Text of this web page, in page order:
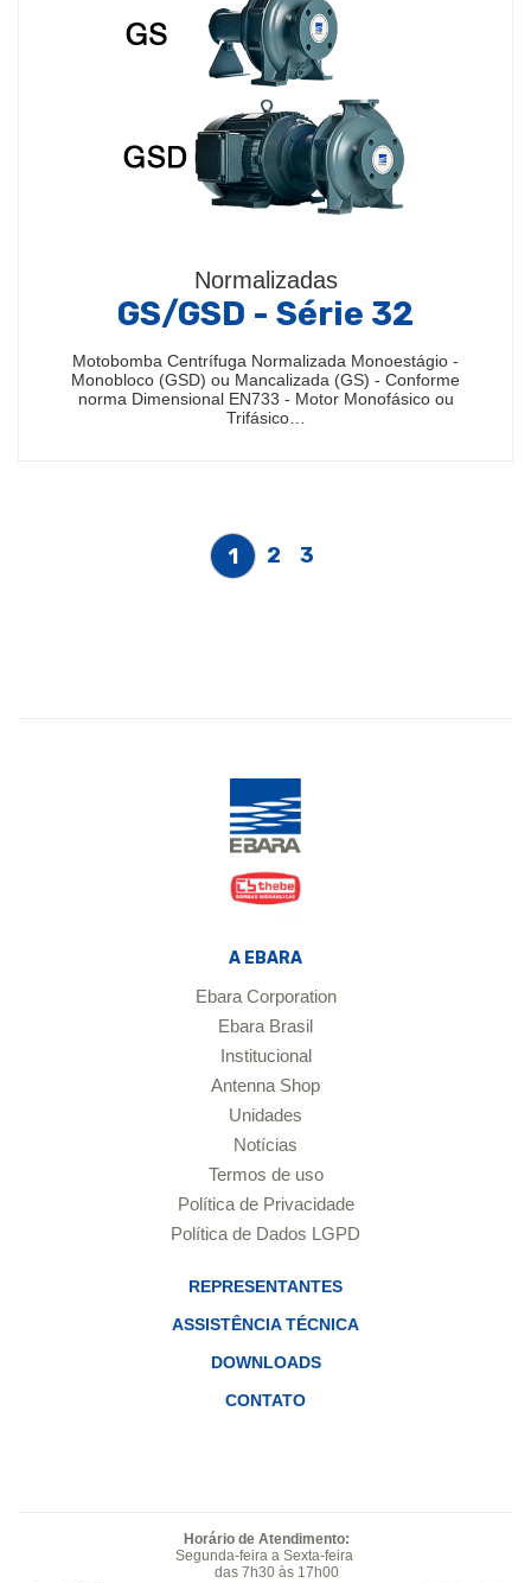
Normalizadas
GS/GSD - Série 32
Motobomba Centrífuga Normalizada Monoestágio -
Monobloco (GSD) ou Mancalizada (GS) - Conforme
norma Dimensional EN733 - Motor Monofásico ou
Trifásico…
1 2 3
A EBARA
Ebara Corporation
Ebara Brasil
Institucional
Antenna Shop
Unidades
Notícias
Termos de uso
Política de Privacidade
Política de Dados LGPD
REPRESENTANTES
ASSISTÊNCIA TÉCNICA
DOWNLOADS
CONTATO
Horário de Atendimento:
Segunda-feira a Sexta-feira
das 7h30 às 17h00